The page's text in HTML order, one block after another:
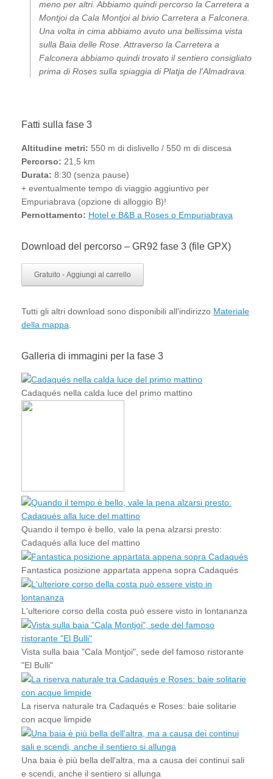
meno per altri. Abbiamo quindi percorso la Carretera a
Montjoi da Cala Montjoi al bivio Carretera a Falconera.
Una volta in cima abbiamo avuto una bellissima vista
sulla Baia delle Rose. Attraverso la Carretera a
Falconera abbiamo quindi trovato il sentiero consigliato
prima di Roses sulla spiaggia di Platja de l'Almadrava.
Fatti sulla fase 3
Altitudine metri: 550 m di dislivello / 550 m di discesa
Percorso: 21,5 km
Durata: 8:30 (senza pause)
+ eventualmente tempo di viaggio aggiuntivo per
Empuriabrava (opzione di alloggio B)!
Pernottamento: Hotel e B&B a Roses o Empuriabrava
Download del percorso – GR92 fase 3 (file GPX)
Gratuito - Aggiungi al carrello
Tutti gli altri download sono disponibili all'indirizzo Materiale
della mappa
Galleria di immagini per la fase 3
Cadaqués nella calda luce del primo mattino
Quando il tempo è bello, vale la pena alzarsi presto:
Cadaqués alla luce del mattino
Fantastica posizione appartata appena sopra Cadaqués
L'ulteriore corso della costa può essere visto in lontananza
Vista sulla baia "Cala Montjoi", sede del famoso ristorante
"El Bulli"
La riserva naturale tra Cadaqués e Roses: baie solitarie
con acque limpide
Una baia è più bella dell'altra, ma a causa dei continui sali
e scendi, anche il sentiero si allunga